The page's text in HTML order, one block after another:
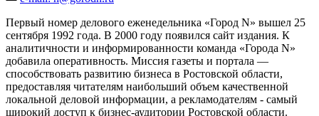
Первый номер делового еженедельника «Город N» вышел 25
сентября 1992 года. В 2000 году появился сайт издания. К
аналитичности и информированности команда «Города N»
добавила оперативность. Миссия газеты и портала —
способствовать развитию бизнеса в Ростовской области,
предоставляя читателям наибольший объем качественной
локальной деловой информации, а рекламодателям - самый
широкий доступ к бизнес-аудитории Ростовской области.